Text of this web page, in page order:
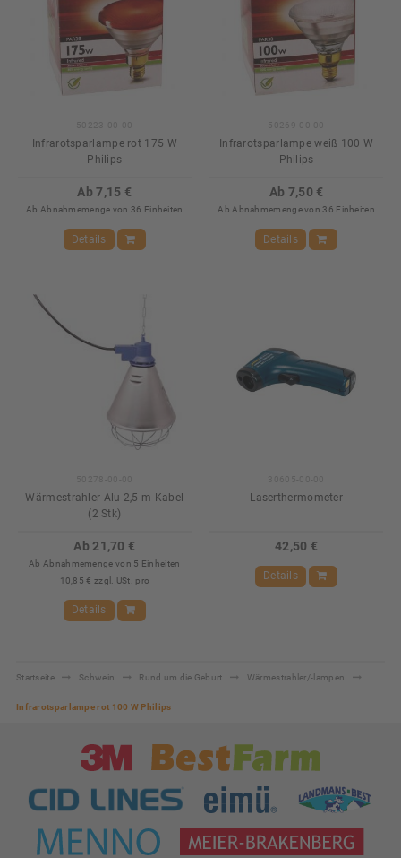
Infrarotsparlampe rot 175 W
Philips
Ab 7,15 €
Ab Abnahmemenge von 36 Einheiten
Details
Infrarotsparlampe weiß 100 W
Philips
Ab 7,50 €
Ab Abnahmemenge von 36 Einheiten
Details
Wärmestrahler Alu 2,5 m Kabel
(2 Stk)
Ab 21,70 €
Ab Abnahmemenge von 5 Einheiten
10,85 € zzgl. USt. pro
Details
Laserthermometer
42,50 €
Details
Startseite Schwein Rund um die Geburt Wärmestrahler/-lampen
Infrarotsparlampe rot 100 W Philips